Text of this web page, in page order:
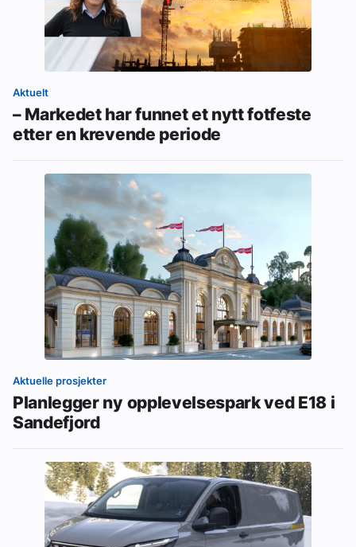
Aktuelt
– Markedet har funnet et nytt fotfeste
etter en krevende periode
Aktuelle prosjekter
Planlegger ny opplevelsespark ved E18 i
Sandefjord